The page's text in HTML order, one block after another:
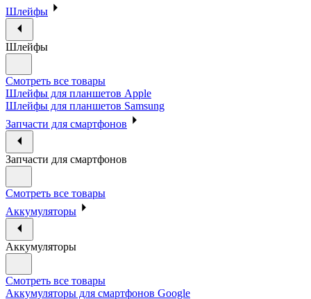
Шлейфы
Шлейфы
Смотреть все товары
Шлейфы для планшетов Apple
Шлейфы для планшетов Samsung
Запчасти для смартфонов
Запчасти для смартфонов
Смотреть все товары
Аккумуляторы
Аккумуляторы
Смотреть все товары
Аккумуляторы для смартфонов Google